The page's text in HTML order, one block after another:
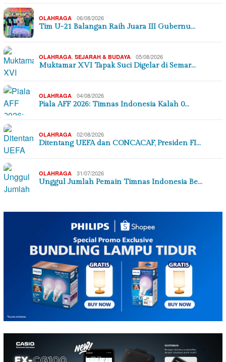
OLAHRAGA 06/08/2026
Tim U-21 Balangan Raih Juara III Gubernu…
OLAHRAGA SEJARAH & BUDAYA 05/08/2026
Muktamar XVI Tapak Suci Digelar di Semar…
OLAHRAGA 04/08/2026
Piala AFF 2026: Timnas Indonesia Kalah 0…
OLAHRAGA 02/08/2026
Ditentang UEFA dan CONCACAF, Presiden FI…
OLAHRAGA 31/07/2026
Unggul Jumlah Pemain Timnas Indonesia Be…